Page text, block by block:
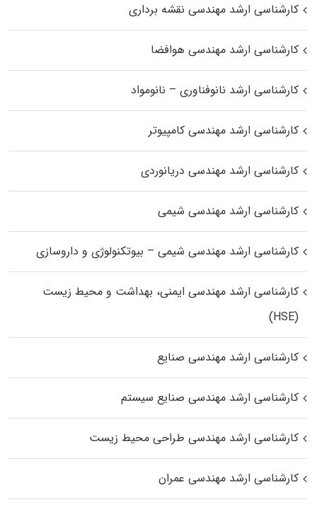
کارشناسی ارشد مهندسی نقشه برداری
کارشناسی ارشد مهندسی هوافضا
کارشناسی ارشد نانوفناوری – نانومواد
کارشناسی ارشد مهندسی کامپیوتر
کارشناسی ارشد مهندسی دریانوردی
کارشناسی ارشد مهندسی شیمی
کارشناسی ارشد مهندسی شیمی – بیوتکنولوژی و داروسازی
کارشناسی ارشد مهندسی ایمنی، بهداشت و محیط زیست
(HSE)
کارشناسی ارشد مهندسی صنایع
کارشناسی ارشد مهندسی صنایع سیستم
کارشناسی ارشد مهندسی طراحی محیط زیست
کارشناسی ارشد مهندسی عمران